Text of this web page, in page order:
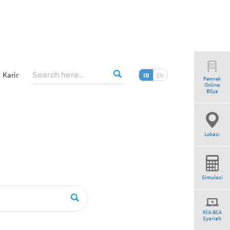
Karir ID EN
Pemrek
Online
BSya
Lokasi
Simulasi
Klik BCA
Syariah